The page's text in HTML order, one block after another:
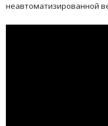
неавтоматизированной